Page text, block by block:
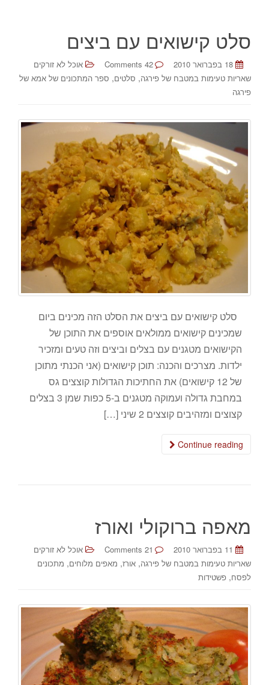
סלט קישואים עם ביצים
18 בפברואר 2010 42 Comments
אוכל לא זורקים
שאריות טעימות במטבח של פירגה, סלטים, ספר המתכונים של אמא של
פירגה
סלט קישואים עם ביצים את הסלט הזה מכינים ביום
שמכינים קישואים ממולאים אוספים את התוכן של
הקישואים מטגנים עם בצלים וביצים וזה טעים ומזכיר
ילדות. מצרכים והכנה: תוכן קישואים (אני הכנתי מתוכן
של 12 קישואים) את החתיכות הגדולות קוצצים גס
במחבת גדולה ועמוקה מטגנים ב-5 כפות שמן 3 בצלים
קצוצים ומזהיבים קוצצים 2 שיני […]
Continue reading
מאפה ברוקולי ואורז
11 בפברואר 2010 21 Comments
אוכל לא זורקים
שאריות טעימות במטבח של פירגה, אורז, מאפים מלוחים, מתכונים
לפסח, פשטידות